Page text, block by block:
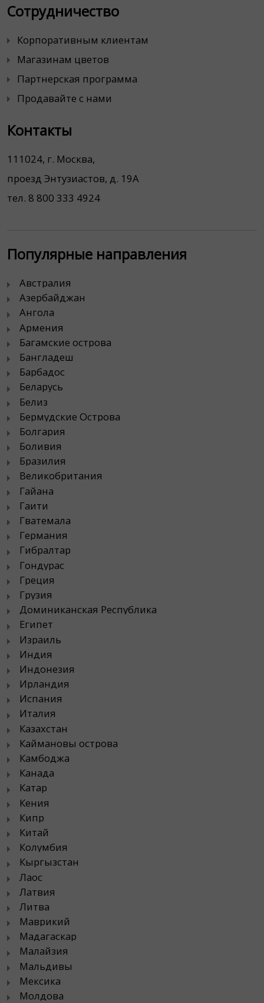
Сотрудничество
Корпоративным клиентам
Магазинам цветов
Партнерская программа
Продавайте с нами
Контакты
111024, г. Москва,
проезд Энтузиастов, д. 19А
тел. 8 800 333 4924
Популярные направления
Австралия
Азербайджан
Ангола
Армения
Багамские острова
Бангладеш
Барбадос
Беларусь
Белиз
Бермудские Острова
Болгария
Боливия
Бразилия
Великобритания
Гайана
Гаити
Гватемала
Германия
Гибралтар
Гондурас
Греция
Грузия
Доминиканская Республика
Египет
Израиль
Индия
Индонезия
Ирландия
Испания
Италия
Казахстан
Каймановы острова
Камбоджа
Канада
Катар
Кения
Кипр
Китай
Колумбия
Кыргызстан
Лаос
Латвия
Литва
Маврикий
Мадагаскар
Малайзия
Мальдивы
Мексика
Молдова